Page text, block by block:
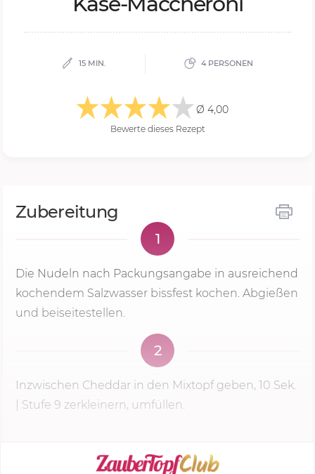
15 MIN. 4 PERSONEN
Ø 4,00
Bewerte dieses Rezept
Zubereitung
1
Die Nudeln nach Packungsangabe in ausreichend
kochendem Salzwasser bissfest kochen. Abgießen
und beiseitestellen.
2
Inzwischen Cheddar in den Mixtopf geben, 10 Sek.
Stufe 9 zerkleinern, umfüllen.
KOCHMODUS STARTEN